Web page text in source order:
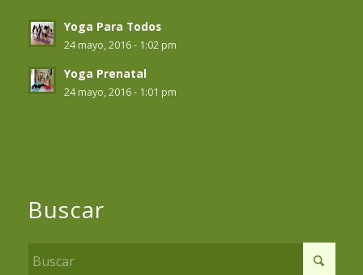
Yoga Para Todos
24 mayo, 2016 - 1:02 pm
Yoga Prenatal
24 mayo, 2016 - 1:01 pm
Buscar